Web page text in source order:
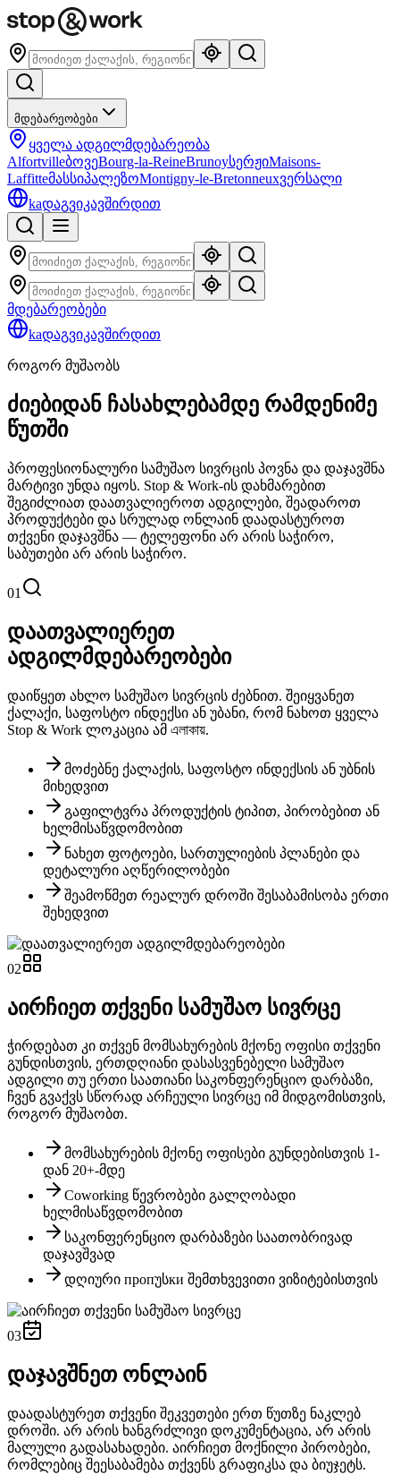
მდებარეობები
ყველა ადგილმდებარეობა
AlfortvilleბოვეBourg-la-ReineBrunoyსერჟიMaisons-
LaffitteმასსიპალეზოMontigny-le-Bretonneuxვერსალი
kaდაგვიკავშირდით
მდებარეობები
kaდაგვიკავშირდით
როგორ მუშაობს
ძიებიდან ჩასახლებამდე რამდენიმე
წუთში
პროფესიონალური სამუშაო სივრცის პოვნა და დაჯავშნა
მარტივი უნდა იყოს. Stop & Work-ის დახმარებით
შეგიძლიათ დაათვალიეროთ ადგილები, შეადაროთ
პროდუქტები და სრულად ონლაინ დაადასტუროთ
თქვენი დაჯავშნა — ტელეფონი არ არის საჭირო,
საბუთები არ არის საჭირო.
01
დაათვალიერეთ
ადგილმდებარეობები
დაიწყეთ ახლო სამუშაო სივრცის ძებნით. შეიყვანეთ
ქალაქი, საფოსტო ინდექსი ან უბანი, რომ ნახოთ ყველა
Stop & Work ლოკაცია ამ এলাকায়.
მოძებნე ქალაქის, საფოსტო ინდექსის ან უბნის
მიხედვით
გაფილტვრა პროდუქტის ტიპით, პირობებით ან
ხელმისაწვდომობით
ნახეთ ფოტოები, სართულიების პლანები და
დეტალური აღწერილობები
შეამოწმეთ რეალურ დროში შესაბამისობა ერთი
შეხედვით
02
აირჩიეთ თქვენი სამუშაო სივრცე
ჭირდებათ კი თქვენ მომსახურების მქონე ოფისი თქვენი
გუნდისთვის, ერთდღიანი დასასვენებელი სამუშაო
ადგილი თუ ერთი საათიანი საკონფერენციო დარბაზი,
ჩვენ გვაქვს სწორად არჩეული სივრცე იმ მიდგომისთვის,
როგორ მუშაობთ.
მომსახურების მქონე ოფისები გუნდებისთვის 1-
დან 20+-მდე
Coworking წევრობები გალღობადი
ხელმისაწვდომობით
საკონფერენციო დარბაზები საათობრივად
დაჯავშვად
დღიური пропუსки შემთხვევითი ვიზიტებისთვის
03
დაჯავშნეთ ონლაინ
დაადასტურეთ თქვენი შეკვეთები ერთ წუთზე ნაკლებ
დროში. არ არის ხანგრძლივი დოკუმენტაცია, არ არის
მალული გადასახადები. აირჩიეთ მოქნილი პირობები,
რომლებიც შეესაბამება თქვენს გრაფიკსა და ბიუჯეტს.